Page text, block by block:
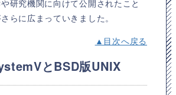
研究機関に向けて公開されたこと
らに広まっていきました。
▲目次へ戻る
とBSD版UNIX